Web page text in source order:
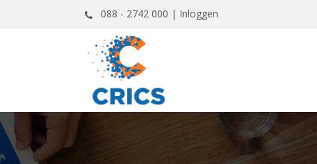
088 - 2742 000 | Inloggen